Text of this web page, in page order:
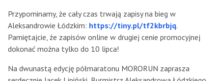
Przypominamy, że cały czas trwają zapisy na bieg w
Aleksandrowie Łódzkim: https://tiny.pl/tf2kbrbjq.
Pamiętajcie, że zapisów online w drugiej cenie promocyjnej
dokonać można tylko do 10 lipca!
Na dwunastą edycję półmaratonu MORORUN zaprasza